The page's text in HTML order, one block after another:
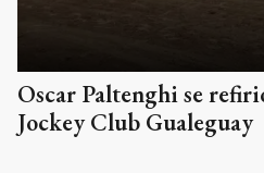
Oscar Paltenghi se
Jockey Club Gualeguay